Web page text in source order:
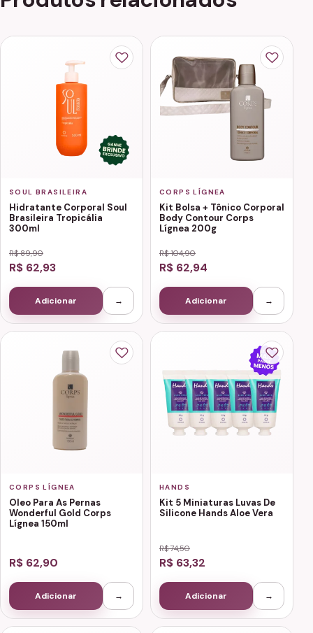
SOUL BRASILEIRA
Hidratante Corporal Soul
Brasileira Tropicália
300ml
R$ 89,90
R$ 62,93
Adicionar →
CORPS LÍGNEA
Kit Bolsa + Tônico Corporal
Body Contour Corps
Lígnea 200g
R$ 104,90
R$ 62,94
Adicionar →
CORPS LÍGNEA
Oleo Para As Pernas
Wonderful Gold Corps
Lígnea 150ml
R$ 62,90
Adicionar →
HANDS
Kit 5 Miniaturas Luvas De
Silicone Hands Aloe Vera
R$ 74,50
R$ 63,32
Adicionar →